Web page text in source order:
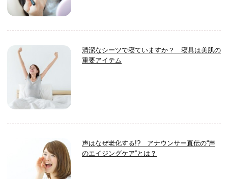
清潔なシーツで寝ていますか？ 寝具は美肌の
重要アイテム
声はなぜ老化する!? アナウンサー直伝の“声
のエイジングケア”とは？